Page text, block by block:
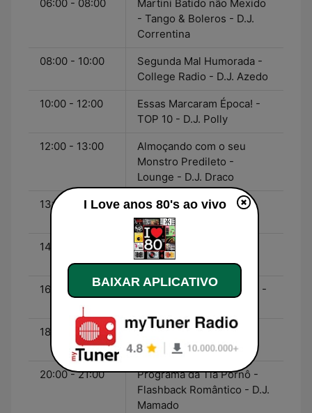
06:00 - 08:00
Martini Batido não Mexido
- Tango & Boleros - D.J.
Correntina
08:00 - 10:00
Segunda Mal Humorada -
College Radio - D.J. Azedo
10:00 - 12:00
Essas Marcaram Época! -
TOP 10 - D.J. Polly
12:00 - 13:00
Almoçando com o seu
Monstro Predileto -
Lounge - D.J. Draco
13:00 - 14:00
Deus Paus - Demo - D.J.
Neli
14:00 - 16:00
Cassino Royale - LIVE -
D.J. Bond
16:00 - 18:00
Geração 90's - Rock 90's -
18:00 - 20:00
A Hora do Crush - Hits -
D.J. Macanurom
20:00 - 21:00
Programa da Tia Pornô -
Flashback Romântico - D.J.
Mamado
I Love anos 80's ao vivo
BAIXAR APLICATIVO